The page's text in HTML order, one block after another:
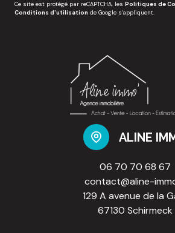
Ce site est protégé par reCAPTCHA, les Politiques de
Conditions d'utilisation de Google s'appliquent.
ALINE
06 70 70 68 67
contact@aline-
129 A avenue de la
67130 Schirmeck